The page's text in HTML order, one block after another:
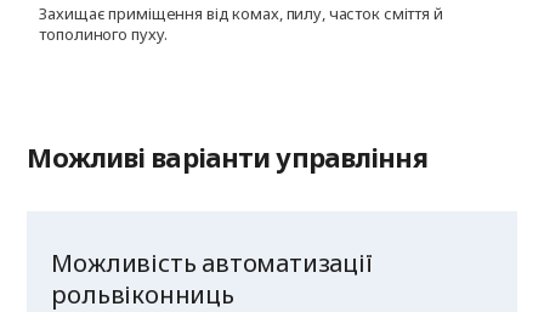
Захищає приміщення від комах, пилу, часток сміття й
тополиного пуху.
Можливі варіанти управління
Можливість автоматизації
рольвіконниць